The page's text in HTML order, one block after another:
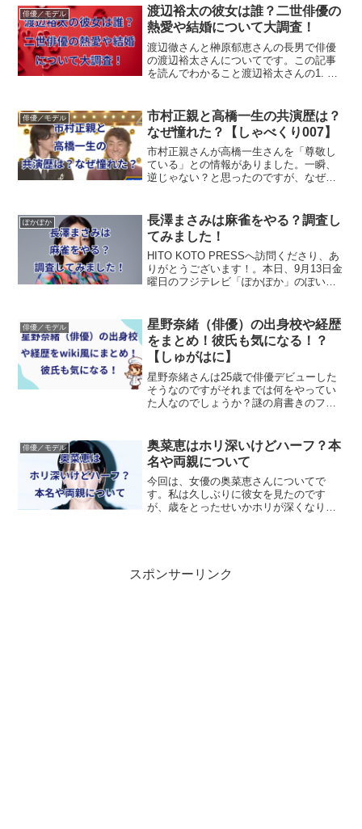
この記事では土屋アンナさんの家族構成
を家系図にまとめていこうと思います。
俳優／モデル
渡辺裕太の彼女は誰？二世俳優の
熱愛や結婚について大調査！
渡辺徹さんと榊原郁恵さんの長男で俳優
の渡辺裕太さんについてです。この記事
を読んでわかること渡辺裕太さんの1. プ
したが、3月1日放送の、フジテレビ...
俳優／モデル
市村正親と高橋一生の共演歴は？
なぜ憧れた？【しゃべくり007】
市村正親さんが高橋一生さんを「尊敬し
ている」との情報がありました。一瞬、
逆じゃない？と思ったのですが、なぜ市
あったのでしょうか？この記事では、こ
れらを見ていこうと思います。
ぽかぽか
長澤まさみは麻雀をやる？調査し
てみました！
HITO KOTO PRESSへ訪問くださり、あ
りがとうございます！。本日、9月13日金
曜日のフジテレビ「ぽかぽか」のぽいぽ
画「スオミの話をしよう」が今日から公
開される...
俳優／モデル
星野奈緒（俳優）の出身校や経歴
をまとめ！彼氏も気になる！？
【しゅがはに】
星野奈緒さんは25歳で俳優デビューした
そうなのですがそれまでは何をやってい
た人なのでしょうか？謎の肩書きのフー
彼女の出身高と経歴について調べてみま
した。ついでに、彼氏についても調べて
みました。
俳優／モデル
奥菜恵はホリ深いけどハーフ？本
名や両親について
今回は、女優の奥菜恵さんについてで
す。私は久しぶりに彼女を見たのです
が、歳をとったせいかホリが深くなり、
スポンサーリンク